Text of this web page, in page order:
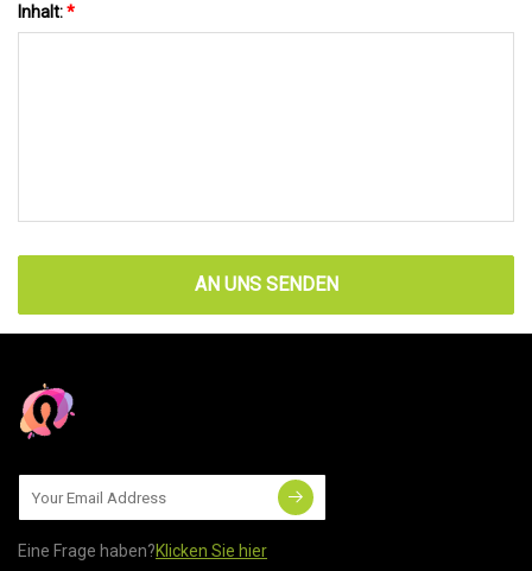
Inhalt:*
AN UNS SENDEN
Eine Frage haben?Klicken Sie hier